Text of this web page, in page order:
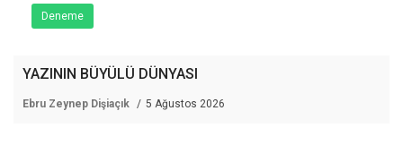
Deneme
YAZININ BÜYÜLÜ DÜNYASI
Ebru Zeynep Dişiaçık 5 Ağustos 2026